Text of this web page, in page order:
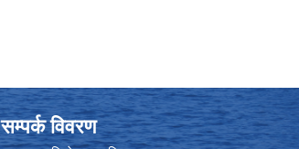
सम्पर्क विवरण